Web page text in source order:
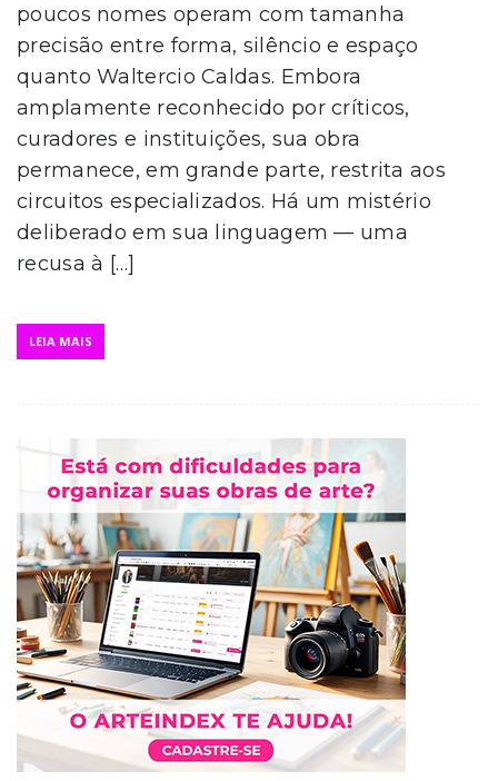
poucos nomes operam com tamanha
precisão entre forma, silêncio e espaço
quanto Waltercio Caldas. Embora
amplamente reconhecido por críticos,
curadores e instituições, sua obra
permanece, em grande parte, restrita aos
circuitos especializados. Há um mistério
deliberado em sua linguagem — uma
recusa à […]
LEIA MAIS